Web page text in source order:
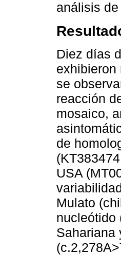
análisis
Diez días
exhibieron
se
reacción
mosaico,
de
USA
Mulato
nucleótido
Sahariana